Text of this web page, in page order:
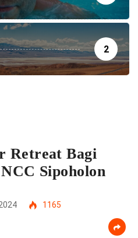
2
Retreat Bagi
Sipoholon
1165